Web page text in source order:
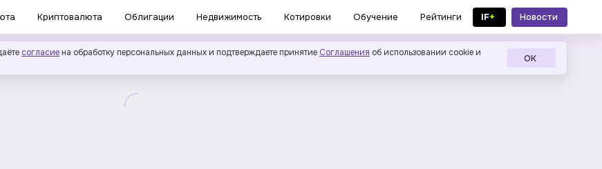
Криптовалюта Облигации Недвижимость Котировки Обучение Рейтинги IF+
Новости
в MAX
согласие на обработку персональных данных и подтверждаете принятие Соглашения об использовании cookie и
ОК